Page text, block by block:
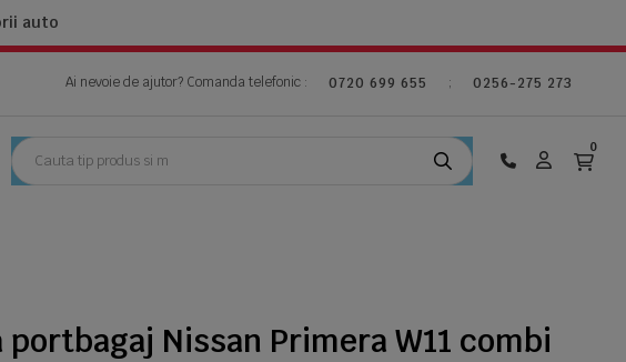
auto
Ai nevoie de ajutor? Comanda telefonic : 0720 699 655 ; 0256-275 273
0
portbagaj Nissan Primera W11 combi